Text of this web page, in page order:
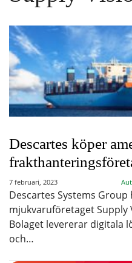
Descartes köper
7 februari, 2023
Descartes Systems
mjukvaruföretaget Supply
Bolaget levererar digitala
och…